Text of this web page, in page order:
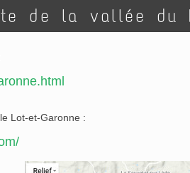
de la vallée du
Lot-et-Garonne :